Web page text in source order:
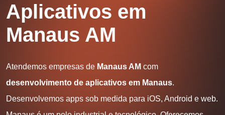
Aplicativos em
Manaus AM
Atendemos empresas de Manaus AM com
desenvolvimento de aplicativos em Manaus.
Desenvolvemos apps sob medida para iOS, Android e web.